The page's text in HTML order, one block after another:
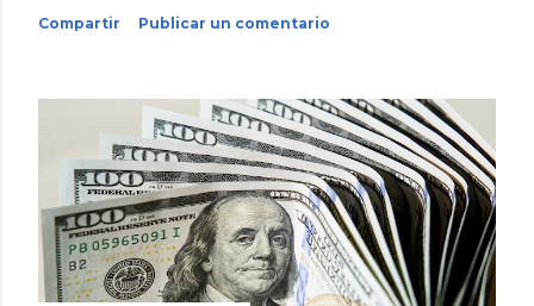
Compartir Publicar un comentario